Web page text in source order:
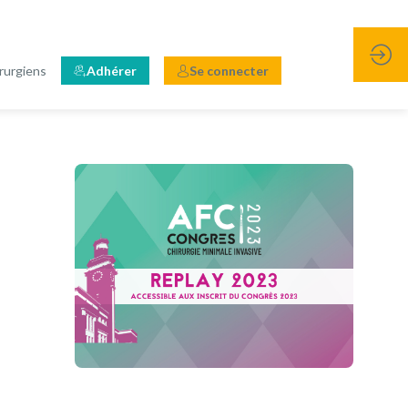
Adhérer Se connecter